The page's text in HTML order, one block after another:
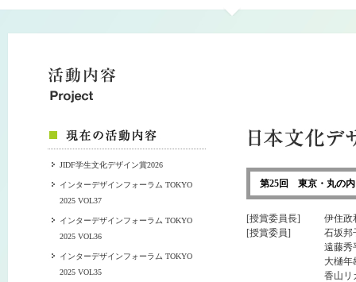
JIDF学生文化デザイン賞2026
インターデザインフォーラム TOKYO
2025 VOL37
インターデザインフォーラム TOKYO
2025 VOL36
インターデザインフォーラム TOKYO
2025 VOL35
第25回 東京・丸の内
[授賞委員長]
伊住政
[授賞委員]
石坂邦
遠藤秀
大樋年
香山リ